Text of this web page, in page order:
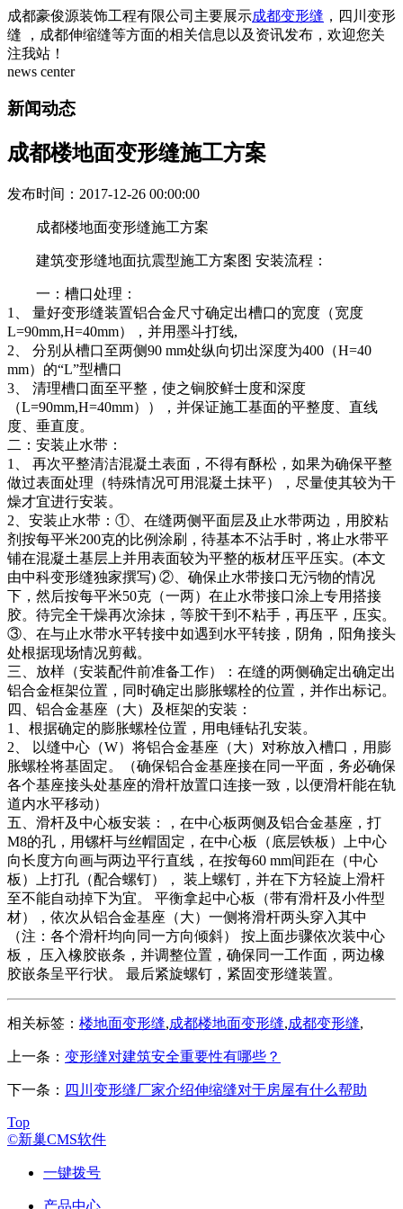
成都豪俊源装饰工程有限公司主要展示成都变形缝 ，四川变形
缝 ，成都伸缩缝等方面的相关信息以及资讯发布，欢迎您关
注我站！
news center
新闻动态
成都楼地面变形缝施工方案
发布时间：2017-12-26 00:00:00
成都楼地面变形缝施工方案
建筑变形缝地面抗震型施工方案图 安装流程：
一：槽口处理：
1、 量好变形缝装置铝合金尺寸确定出槽口的宽度（宽度
L=90mm,H=40mm），并用墨斗打线,
2、 分别从槽口至两侧90 mm处纵向切出深度为400（H=40
mm）的“L”型槽口
3、 清理槽口面至平整，使之锏胶鲜士度和深度
（L=90mm,H=40mm）），并保证施工基面的平整度、直线
度、垂直度。
二：安装止水带：
1、 再次平整清洁混凝土表面，不得有酥松，如果为确保平整
做过表面处理（特殊情况可用混凝土抹平），尽量使其较为干
燥才宜进行安装。
2、安装止水带：①、在缝两侧平面层及止水带两边，用胶粘
剂按每平米200克的比例涂刷，待基本不沾手时，将止水带平
铺在混凝土基层上并用表面较为平整的板材压平压实。(本文
由中科变形缝独家撰写) ②、确保止水带接口无污物的情况
下，然后按每平米50克（一两）在止水带接口涂上专用搭接
胶。待完全干燥再次涂抹，等胶干到不粘手，再压平，压实。
③、在与止水带水平转接中如遇到水平转接，阴角，阳角接头
处根据现场情况剪截。
三、放样（安装配件前准备工作）：在缝的两侧确定出确定出
铝合金框架位置，同时确定出膨胀螺栓的位置，并作出标记。
四、铝合金基座（大）及框架的安装：
1、根据确定的膨胀螺栓位置，用电锤钻孔安装。
2、 以缝中心（W）将铝合金基座（大）对称放入槽口，用膨
胀螺栓将基固定。（确保铝合金基座接在同一平面，务必确保
各个基座接头处基座的滑杆放置口连接一致，以便滑杆能在轨
道内水平移动）
五、滑杆及中心板安装：，在中心板两侧及铝合金基座，打
M8的孔，用镙杆与丝帽固定，在中心板（底层铁板）上中心
向长度方向画与两边平行直线，在按每60 mm间距在（中心
板）上打孔（配合螺钉）， 装上螺钉，并在下方轻旋上滑杆
至不能自动掉下为宜。 平衡拿起中心板（带有滑杆及小件型
材），依次从铝合金基座（大）一侧将滑杆两头穿入其中
（注：各个滑杆均向同一方向倾斜） 按上面步骤依次装中心
板， 压入橡胶嵌条，并调整位置，确保同一工作面，两边橡
胶嵌条呈平行状。 最后紧旋螺钉，紧固变形缝装置。
相关标签： 楼地面变形缝,成都楼地面变形缝,成都变形缝,
上一条： 变形缝对建筑安全重要性有哪些？
下一条： 四川变形缝厂家介绍伸缩缝对于房屋有什么帮助
Top
©新巢CMS软件
一键拨号
产品中心